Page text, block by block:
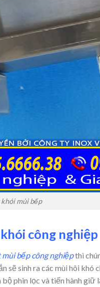
khói mùi bếp
công nghiệp
bếp công nghiệpthì
sẽ sinh ra các mùi hôi khó
phin lọc và tiến hành giữ